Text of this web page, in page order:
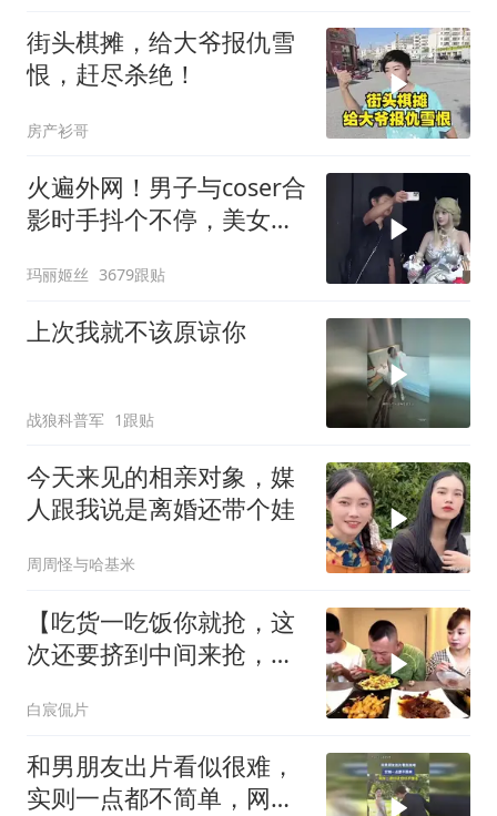
街头棋摊，给大爷报仇雪
恨，赶尽杀绝！
房产衫哥
火遍外网！男子与coser合
影时手抖个不停，美女做
玛丽姬丝 3679跟贴
上次我就不该原谅你
战狼科普军 1跟贴
今天来见的相亲对象，媒
人跟我说是离婚还带个娃
周周怪与哈基米
【吃货一吃饭你就抢，这
次还要挤到中间来抢，我
白宸侃片
和男朋友出片看似很难，
实则一点都不简单，网